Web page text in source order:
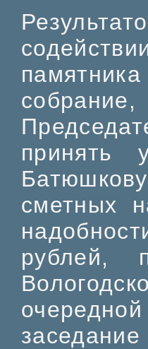
собрание,
принять
сметных
рублей,